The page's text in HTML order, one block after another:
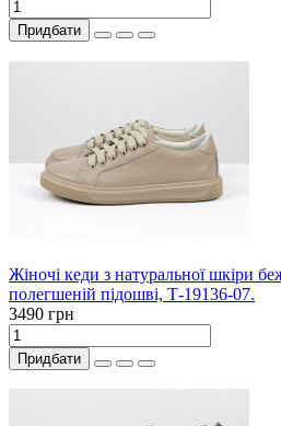
Придбати
Жіночі кеди з натуральної шкіри
полегшеній підошві, Т-19136-07.
3490 грн
Придбати